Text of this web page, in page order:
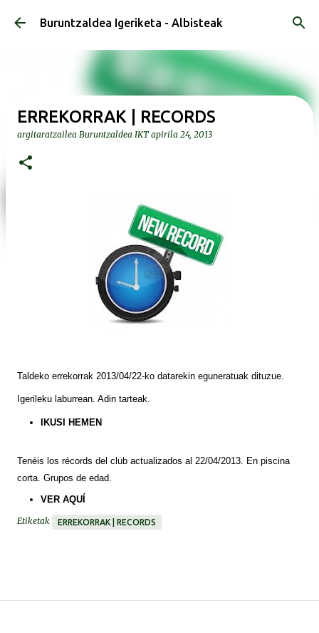
Saltatu eta joan eduki nagusira
Buruntzaldea Igeriketa - Albisteak
ERREKORRAK | RECORDS
argitaratzailea Buruntzaldea IKT apirila 24, 2013
Taldeko errekorrak 2013/04/22-ko datarekin eguneratuak dituzue.
Igerileku laburrean. Adin tarteak.
IKUSI HEMEN
Tenéis los récords del club actualizados al 22/04/2013. En piscina
corta. Grupos de edad.
VERAQUÍ
Etiketak ERREKORRAK | RECORDS